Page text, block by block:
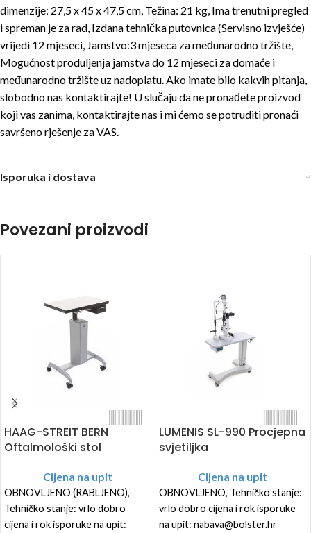
dimenzije: 27,5 x 45 x 47,5 cm, Težina: 21 kg, Ima trenutni pregled
i spreman je za rad, Izdana tehnička putovnica (Servisno izvješće)
vrijedi 12 mjeseci, Jamstvo:3 mjeseca za međunarodno tržište,
Mogućnost produljenja jamstva do 12 mjeseci za domaće i
međunarodno tržište uz nadoplatu. Ako imate bilo kakvih pitanja,
slobodno nas kontaktirajte! U slučaju da ne pronađete proizvod
koji vas zanima, kontaktirajte nas i mi ćemo se potruditi pronaći
savršeno rješenje za VAS.
Isporuka i dostava
Povezani proizvodi
HAAG-STREIT BERN
Oftalmološki stol
Cijena na upit
OBNOVLJENO (RABLJENO),
Tehničko stanje: vrlo dobro
cijena i rok isporuke na upit:
LUMENIS SL-990 Procjepna
svjetiljka
Cijena na upit
OBNOVLJENO, Tehničko stanje:
vrlo dobro cijena i rok isporuke
na upit: nabava@bolster.hr